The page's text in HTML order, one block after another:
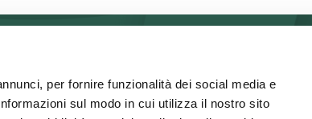
per fornire funzionalità dei social media e
sul modo in cui utilizza il nostro sito